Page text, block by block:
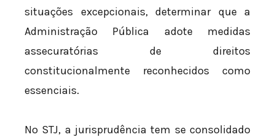
situações excepcionais, determinar que a
Administração Pública adote medidas
assecuratórias de direitos
constitucionalmente reconhecidos como
essenciais.
No STJ, a jurisprudência tem se consolidado